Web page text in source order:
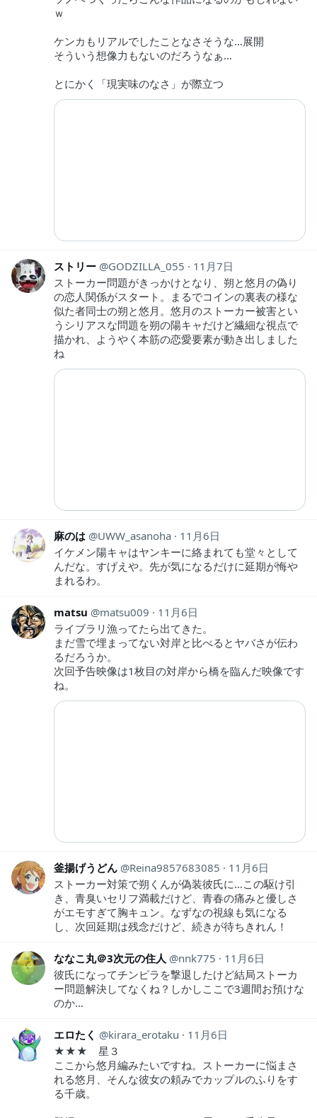
ｗ
ケンカもリアルでしたことなさそうな…展開
そういう想像力もないのだろうなぁ…
とにかく「現実味のなさ」が際立つ
ストリー GODZILLA_055
11月7日
ストーカー問題がきっかけとなり、朔と悠月の偽り
の恋人関係がスタート。まるでコインの裏表の様な
似た者同士の朔と悠月。悠月のストーカー被害とい
うシリアスな問題を朔の陽キャだけど繊細な視点で
描かれ、ようやく本筋の恋愛要素が動き出しました
ね
麻のは UWW_asanoha
11月6日
イケメン陽キャはヤンキーに絡まれても堂々として
んだな。すげえや。先が気になるだけに延期が悔や
まれるわ。
matsu matsu009
11月6日
ライブラリ漁ってたら出てきた。
まだ雪で埋まってない対岸と比べるとヤバさが伝わ
るだろうか。
次回予告映像は1枚目の対岸から橋を臨んだ映像です
ね。
釜揚げうどん Reina9857683085
11月6日
ストーカー対策で朔くんが偽装彼氏に…この駆け引
き、青臭いセリフ満載だけど、青春の痛みと優しさ
がエモすぎて胸キュン。なずなの視線も気になる
し、次回延期は残念だけど、続きが待ちきれん！
ななこ丸＠3次元の住人 nnk775
11月6日
彼氏になってチンピラを撃退したけど結局ストーカ
ー問題解決してなくね？しかしここで3週間お預けな
のか…
エロたく kirara_erotaku
11月6日
★★★ 星３
ここから悠月編みたいですね。ストーカーに悩まさ
れる悠月、そんな彼女の頼みでカップルのふりをす
る千歳。